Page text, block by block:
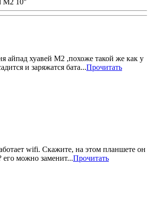
айпад хуавей M2 ,похоже такой же как у
и заряжатся бата...Прочитать
wifi. Скажите, на этом планшете он
его можно заменит...Прочитать